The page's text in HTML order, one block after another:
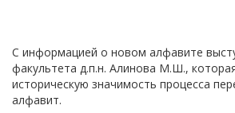
С информацией о новом алфавите
факультета д.п.н. Алинова М.Ш.,
историческую значимость процесса
алфавит.